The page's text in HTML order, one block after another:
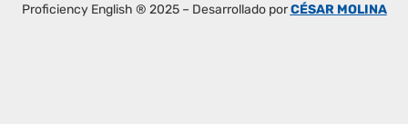
Proficiency English ® 2025 – Desarrollado porCÉSAR MOLINA